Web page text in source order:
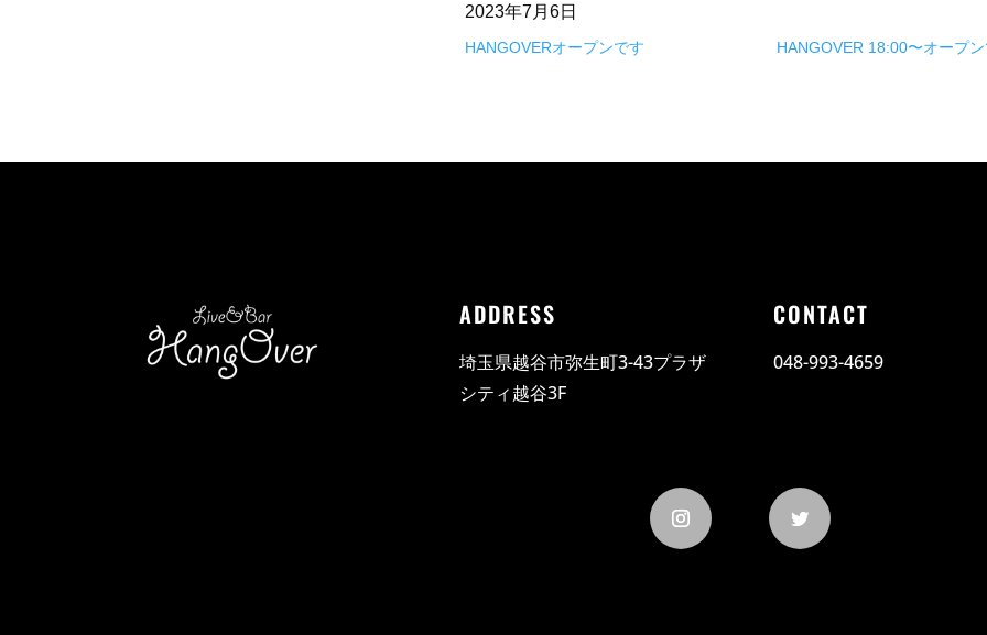
2023年7月6日
HANGOVERオープンです HANGOVER 18:00〜オープ
ADDRESS
埼玉県越谷市弥生町3-43プラザ
シティ越谷3F
CONTACT
048-993-4659